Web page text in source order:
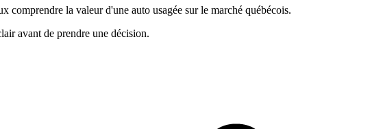
comprendre la valeur d'une auto usagée sur le marché québécois.
avant de prendre une décision.